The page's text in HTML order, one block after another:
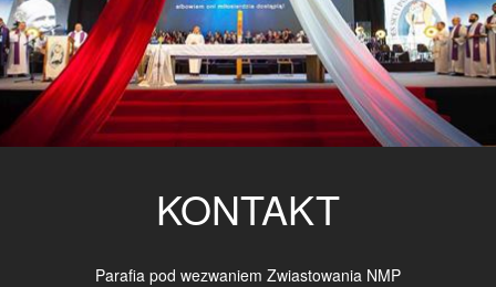
KONTAKT
Parafia pod wezwaniem Zwiastowania NMP